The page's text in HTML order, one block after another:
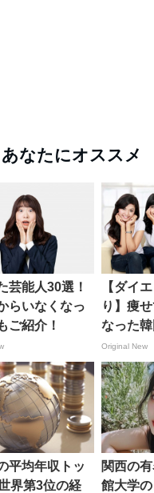
なたにオススメ
芸能人30選！
らいなくなっ
ご紹介！
【ダイ
り】痩
なった
選
Original New
平均年収トッ
界第3位の経
関西の
館大学